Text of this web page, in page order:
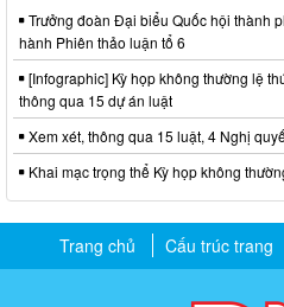
Trưởng đoàn Đại biểu Quốc hội thành
hành Phiên thảo luận tổ 6
[Infographic] Kỳ họp không thường lệ
thông qua 15 dự án luật
Xem xét, thông qua 15 luật, 4 Nghị
Khai mạc trọng thể Kỳ họp không
Trang chủ Cấu trúc trang